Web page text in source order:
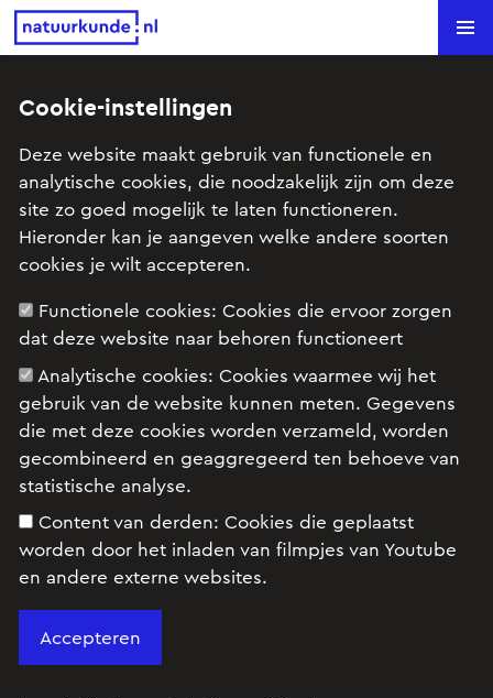
Natuurkunde.nl Search
Parasailing (VWO
examen,2022-3, opgave4)
Onderwerp: Kracht en beweging
Begrippen: Kracht, Snelheid
Examenopgave VWO, natuurkunde, 2022 tijdvak
3, opgave 4: Parasailing (Figuur 1 verwijderd ivm
auteursrechten)
Bij ‘parasailing’ wordt iemand voortgetrokken door
Cookie-instellingen
Deze website maakt gebruik van functionele en
analytische cookies, die noodzakelijk zijn om deze
site zo goed mogelijk te laten functioneren.
Hieronder kan je aangeven welke andere soorten
cookies je wilt accepteren.
Functionele cookies: Cookies die ervoor zorgen
dat deze website naar behoren functioneert
Analytische cookies: Cookies waarmee wij het
gebruik van de website kunnen meten. Gegevens
die met deze cookies worden verzameld, worden
gecombineerd en geaggregeerd ten behoeve van
statistische analyse.
Content van derden: Cookies die geplaatst
worden door het inladen van filmpjes van Youtube
en andere externe websites.